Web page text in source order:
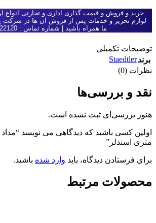
خرید و فروش و قیمت گذاری اداری و تجارتی انواع
لوازم تحریر و خدمات پس از فروش آن ها در شرکت
ما همراه باشید | شماره تماس : 02188322120
توضیحات تکمیلی
برندStaedtler
نظرات (0)
نقد و بررسی‌ها
هنوز بررسی‌ای ثبت نشده است.
متری استدلر”
برای فرستادن دیدگاه، باید وارد شده باشید.
محصولات مرتبط